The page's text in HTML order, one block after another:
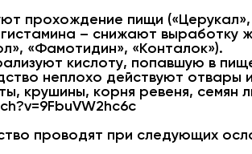
прохождение пищи
– снижают выработку
«Фамотидин», «Конталок»).
кислоту, попавшую в
неплохо действуют отвары
крушины, корня ревеня, семян
проводят при следующих